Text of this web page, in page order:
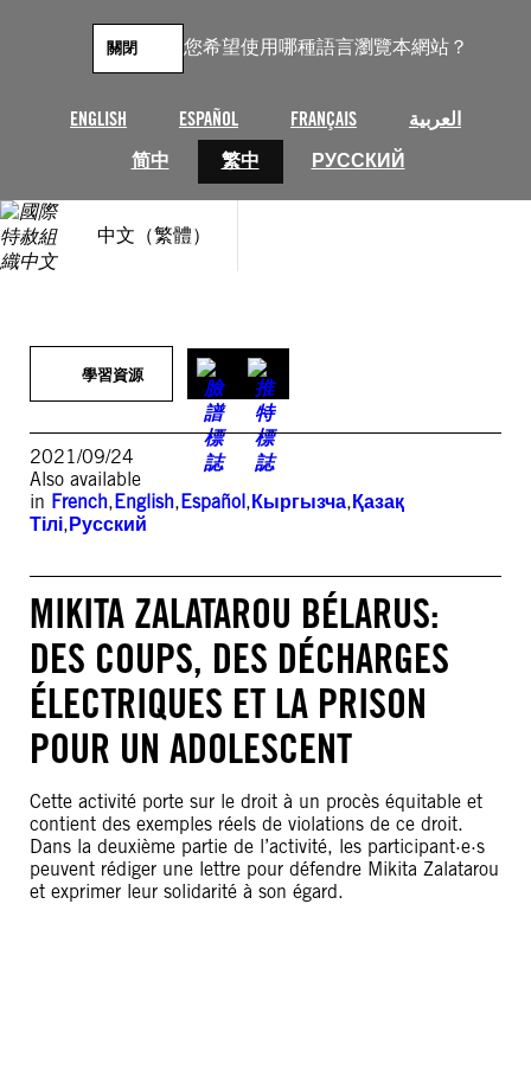
您希望使用哪種語言瀏覽本網站？
ENGLISH ESPAÑOL FRANÇAIS
العربية
简中
繁中 РУССКИЙ
關閉
中文（繁體）
學習資源
2021/09/24
Also available
in French,English,Español,Кыргызча,Қазақ
Тілі,Русский
MIKITA ZALATAROU BÉLARUS:
DES COUPS, DES DÉCHARGES
ÉLECTRIQUES ET LA PRISON
POUR UN ADOLESCENT
Cette activité porte sur le droit à un procès équitable et
contient des exemples réels de violations de ce droit.
Dans la deuxième partie de l’activité, les participant·e·s
peuvent rédiger une lettre pour défendre Mikita Zalatarou
et exprimer leur solidarité à son égard.